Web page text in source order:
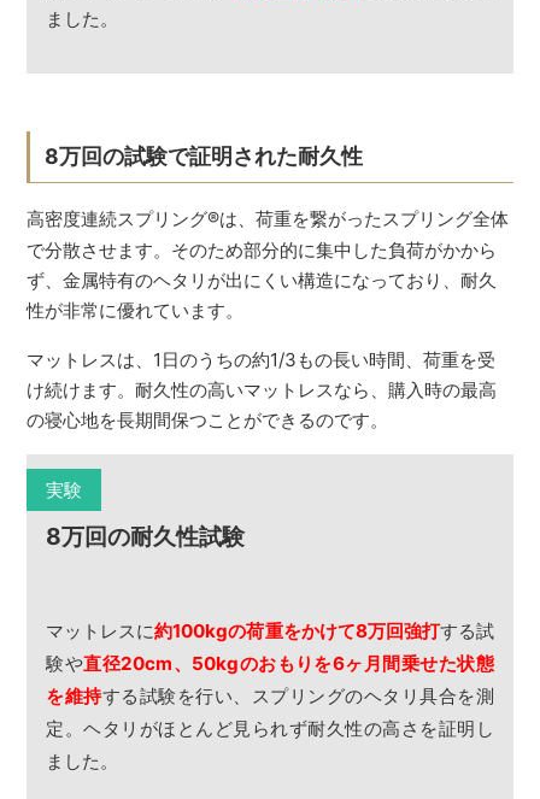
ました。
8万回の試験で証明された耐久性
高密度連続スプリング®は、荷重を繋がったスプリング全体
で分散させます。そのため部分的に集中した負荷がかから
ず、金属特有のヘタリが出にくい構造になっており、耐久
性が非常に優れています。
マットレスは、1日のうちの約1/3もの長い時間、荷重を受
け続けます。耐久性の高いマットレスなら、購入時の最高
の寝心地を長期間保つことができるのです。
実験
8万回の耐久性試験
マットレスに約100kgの荷重をかけて8万回強打する試
験や直径20cm、50kgのおもりを6ヶ月間乗せた状態
を維持する試験を行い、スプリングのヘタリ具合を測
定。ヘタリがほとんど見られず耐久性の高さを証明し
ました。